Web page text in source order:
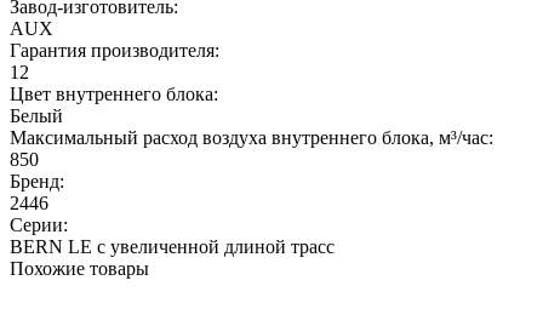
Завод-изготовитель:
AUX
Гарантия производителя:
12
Цвет внутреннего блока:
Белый
Максимальный расход воздуха внутреннего блока, м³/час:
850
Бренд:
2446
Серии:
BERN LE с увеличенной длиной трасс
Похожие товары